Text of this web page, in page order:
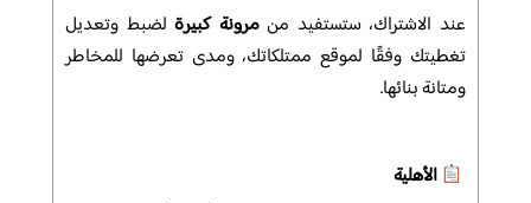
عند الاشتراك، ستستفيد منمرونة كبيرةلضبط وتعديل
تغطيتك وفقًا لموقع ممتلكاتك، ومدى تعرضها للمخاطر
ومتانة بنائها.
الأهلية